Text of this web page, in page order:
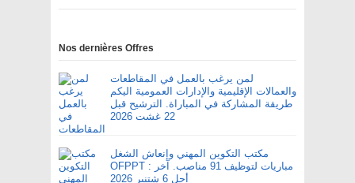
Nos dernières Offres
لمن يرغب بالعمل في المقاطعات
والعمالات الإقليمية والإدارات العمومية اليكم
طريقة المشاركة في المباراة. الترشيح قبل
22 غشت 2026
مكتب التكوين المهني وإنعاش الشغل
OFPPT : مباريات لتوظيف 91 مناصب. آخر
أجل 6 شتنبر 2026